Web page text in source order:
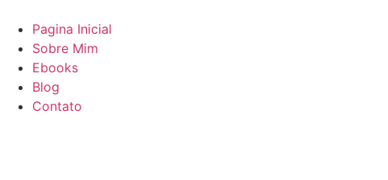
para
conteúdo
Pagina Inicial
Sobre Mim
Ebooks
Blog
Contato